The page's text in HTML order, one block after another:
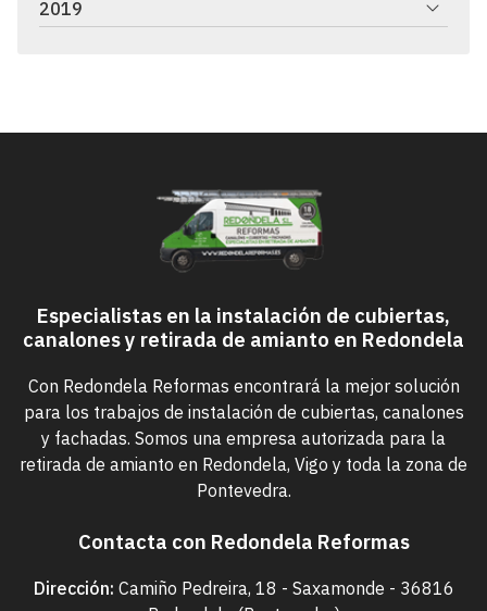
2019
Especialistas en la instalación de cubiertas,
canalones y retirada de amianto en Redondela
Con Redondela Reformas encontrará la mejor solución
para los trabajos de instalación de cubiertas, canalones
y fachadas. Somos una empresa autorizada para la
retirada de amianto en Redondela, Vigo y toda la zona de
Pontevedra.
Contacta con Redondela Reformas
Dirección: Camiño Pedreira, 18 - Saxamonde - 36816